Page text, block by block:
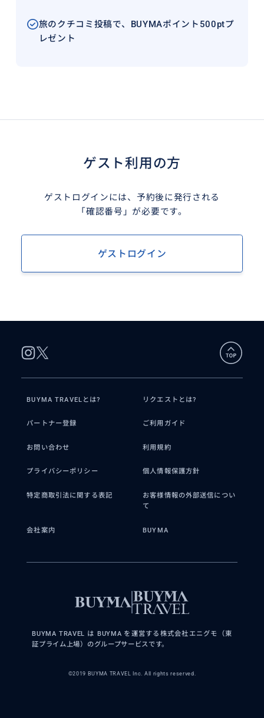
旅のクチコミ投稿で、BUYMAポイント500ptプ
レゼント
ゲスト利用の方
ゲストログインには、予約後に発行される
「確認番号」が必要です。
ゲストログイン
BUYMA TRAVELとは? リクエストとは?
パートナー登録 ご利用ガイド
お問い合わせ 利用規約
プライバシーポリシー 個人情報保護方針
特定商取引法に関する表記
お客様情報の外部送信につい
て
会社案内 BUYMA
BUYMA TRAVEL は BUYMA を運営する株式会社エニグモ（東
証プライム上場）のグループサービスです。
©2019 BUYMA TRAVEL Inc. All rights reserved.